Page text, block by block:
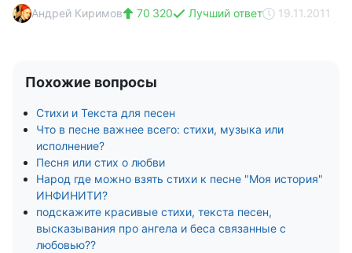
Андрей Киримов 70 320 Лучший ответ 19.11.2011
Похожие вопросы
Стихи и Текста для песен
Что в песне важнее всего: стихи, музыка или
исполнение?
Песня или стих о любви
Народ где можно взять стихи к песне "Моя история"
ИНФИНИТИ?
подскажите красивые стихи, текста песен,
высказывания про ангела и беса связанные с
любовью??